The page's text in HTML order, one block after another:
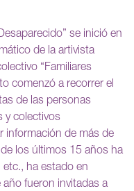
se inició en
de la artivista
“Familiares
comenzó a recorrer el
de las personas
y colectivos
información de más de
los últimos 15 años ha
ha estado en
fueron invitadas a